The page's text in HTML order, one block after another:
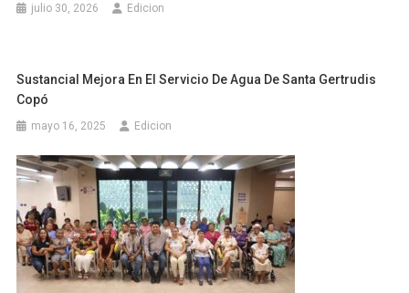
julio 30, 2026 Edicion
Sustancial Mejora En El Servicio De Agua De Santa Gertrudis
Copó
mayo 16, 2025 Edicion